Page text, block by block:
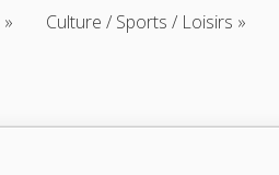
Culture / Sports / Loisirs